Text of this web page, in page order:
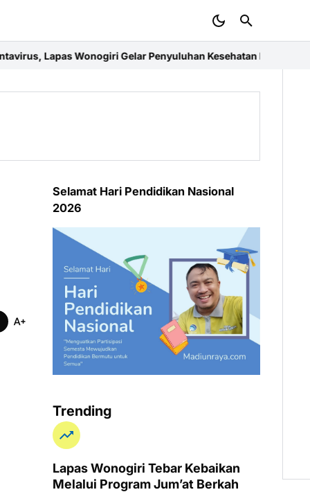
Penyuluhan Kesehatan Bersama Dinas Kesehatan
Selamat Hari Pendidikan Nasional
2026
Trending
Lapas Wonogiri Tebar Kebaikan
Melalui Program Jum’at Berkah